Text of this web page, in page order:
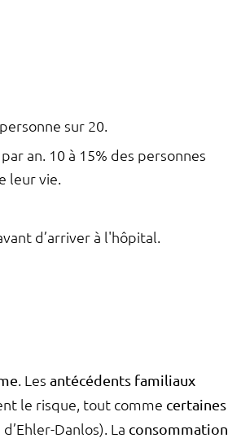
sur 20.
an. 10 à 15% des personnes
leur vie.
d’arriver à l'hôpital.
. Les antécédents familiaux
le risque, tout comme certaines
Danlos). La consommation